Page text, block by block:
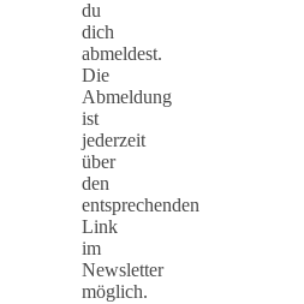
du
dich
abmeldest.
Die
Abmeldung
ist
jederzeit
über
den
entsprechenden
Link
im
Newsletter
möglich.